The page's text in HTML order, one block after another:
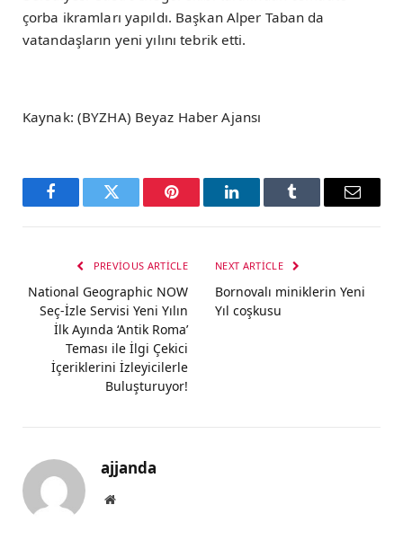
çorba ikramları yapıldı. Başkan Alper Taban da
vatandaşların yeni yılını tebrik etti.
Kaynak: (BYZHA) Beyaz Haber Ajansı
FacebookTwitter Pinterest LinkedInTumblr Email
PREVIOUS ARTICLE
National Geographic NOW
Seç-İzle Servisi Yeni Yılın
İlk Ayında ‘Antik Roma’
Teması ile İlgi Çekici
İçeriklerini İzleyicilerle
Buluşturuyor!
NEXT ARTICLE
Bornovalı miniklerin Yeni
Yıl coşkusu
ajjanda
Website